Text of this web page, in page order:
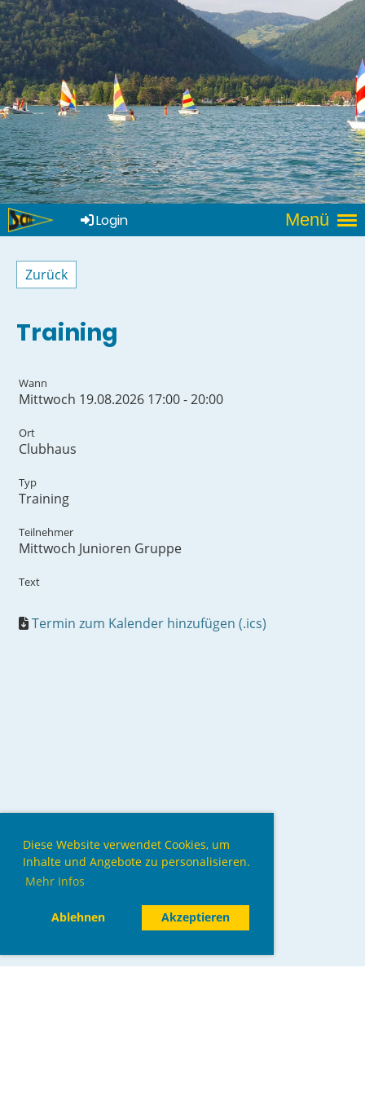
Diese Website verwendet Cookies, um
Inhalte und Angebote zu personalisieren.
Mehr Infos
Ablehnen Akzeptieren
Menü
Login
Zurück
Training
Wann
Mittwoch 19.08.2026 17:00 - 20:00
Ort
Clubhaus
Typ
Training
Teilnehmer
Mittwoch Junioren Gruppe
Text
Termin zum Kalender hinzufügen (.ics)